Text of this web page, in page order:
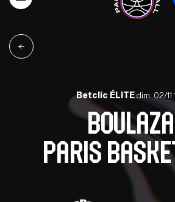
Betclic ÉLITEdim. 02/11
Paris